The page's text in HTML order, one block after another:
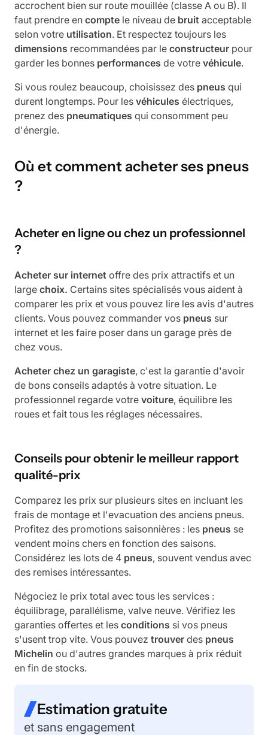
accrochent bien sur route mouillée (classe A ou B). Il
faut prendre en compte le niveau de bruit acceptable
selon votre utilisation. Et respectez toujours les
dimensions recommandées par le constructeur pour
garder les bonnes performances de votre véhicule.
Si vous roulez beaucoup, choisissez des pneus qui
durent longtemps. Pour les véhicules électriques,
prenez des pneumatiques qui consomment peu
d'énergie.
Où et comment acheter ses pneus
?
Acheter en ligne ou chez un professionnel
?
Acheter sur internet offre des prix attractifs et un
large choix. Certains sites spécialisés vous aident à
comparer les prix et vous pouvez lire les avis d'autres
clients. Vous pouvez commander vos pneus sur
internet et les faire poser dans un garage près de
chez vous.
Acheter chez un garagiste, c'est la garantie d'avoir
de bons conseils adaptés à votre situation. Le
professionnel regarde votre voiture, équilibre les
roues et fait tous les réglages nécessaires.
Conseils pour obtenir le meilleur rapport
qualité-prix
Comparez les prix sur plusieurs sites en incluant les
frais de montage et l'evacuation des anciens pneus.
Profitez des promotions saisonnières : les pneus se
vendent moins chers en fonction des saisons.
Considérez les lots de 4 pneus, souvent vendus avec
des remises intéressantes.
Négociez le prix total avec tous les services :
équilibrage, parallélisme, valve neuve. Vérifiez les
garanties offertes et les conditions si vos pneus
s'usent trop vite. Vous pouvez trouver des pneus
Michelin ou d'autres grandes marques à prix réduit
en fin de stocks.
Estimation gratuite
et sans engagement